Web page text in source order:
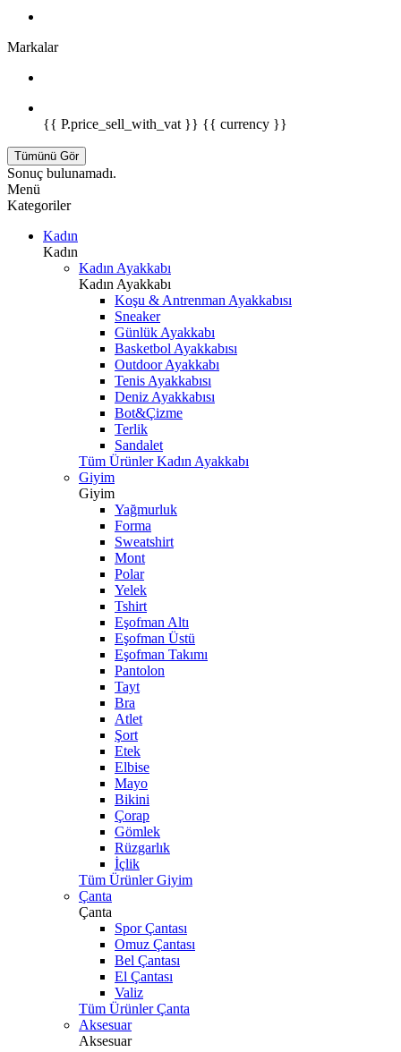
Markalar
{{ P.price_sell_with_vat }} {{ currency }}
Tümünü Gör
Sonuç bulunamadı.
Menü
Kategoriler
Kadın
Kadın
Kadın Ayakkabı
Kadın Ayakkabı
Koşu & Antrenman Ayakkabısı
Sneaker
Günlük Ayakkabı
Basketbol Ayakkabısı
Outdoor Ayakkabı
Tenis Ayakkabısı
Deniz Ayakkabısı
Bot&Çizme
Terlik
Sandalet
Tüm Ürünler Kadın Ayakkabı
Giyim
Giyim
Yağmurluk
Forma
Sweatshirt
Mont
Polar
Yelek
Tshirt
Eşofman Altı
Eşofman Üstü
Eşofman Takımı
Pantolon
Tayt
Bra
Atlet
Şort
Etek
Elbise
Mayo
Bikini
Çorap
Gömlek
Rüzgarlık
İçlik
Tüm Ürünler Giyim
Çanta
Çanta
Spor Çantası
Omuz Çantası
Bel Çantası
El Çantası
Valiz
Tüm Ürünler Çanta
Aksesuar
Aksesuar